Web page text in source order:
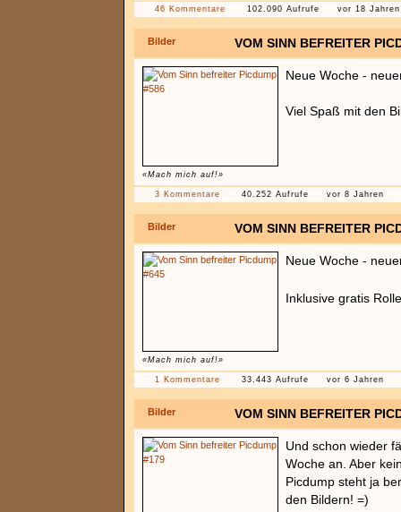
46 Kommentare 102.090 Aufrufe vor 18 Jahren
Bilder VOM SINN BEFREITER
«Mach mich auf!»
Neue Woche -
Viel Spaß mit den
3 Kommentare 40.252 Aufrufe vor 8 Jahren
Bilder VOM SINN BEFREITER
«Mach mich auf!»
Neue Woche -
Inklusive gratis
1 Kommentare 33.443 Aufrufe vor 6 Jahren
Bilder VOM SINN BEFREITER
Und schon wieder
Woche an. Aber
Picdump steht ja
den Bildern! =)